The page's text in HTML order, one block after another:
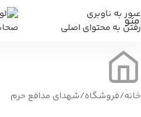
عبور به ناوبری
رفتن به محتوای اصلی
منو
خانه/فروشگاه/شهدای مدافع حرم